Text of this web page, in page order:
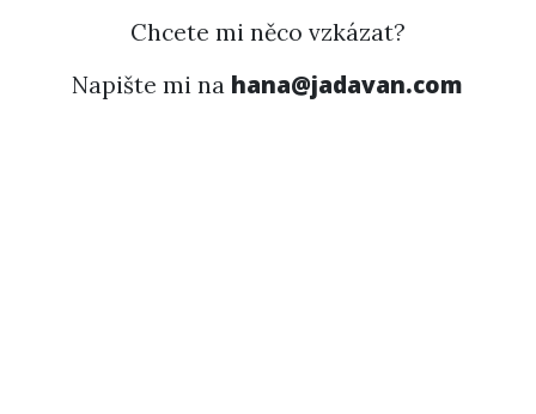
Chcete mi něco vzkázat?
Napište mi na hana@jadavan.com